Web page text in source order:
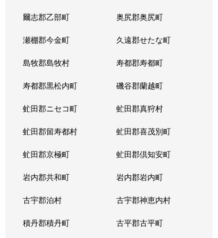
爾志郡乙部町 奥尻郡奥尻町
瀬棚郡今金町 久遠郡せたな町
島牧郡島牧村 寿都郡寿都町
寿都郡黒松内町 磯谷郡蘭越町
虻田郡ニセコ町 虻田郡真狩村
虻田郡留寿都村 虻田郡喜茂別町
虻田郡京極町 虻田郡倶知安町
岩内郡共和町 岩内郡岩内町
古宇郡泊村 古宇郡神恵内村
積丹郡積丹町 古平郡古平町